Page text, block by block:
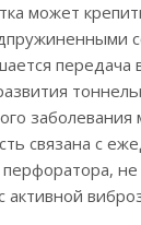
может
передача
заболевания
связана с
активной